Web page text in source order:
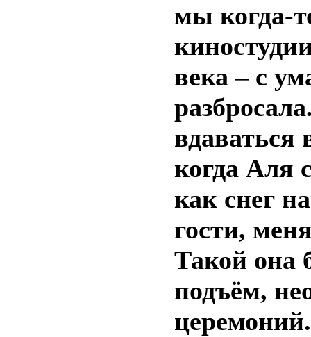
мы когда-
века – с
вдаваться
когда Аля
как снег
гости,
Такой она
подъём,
церемоний.